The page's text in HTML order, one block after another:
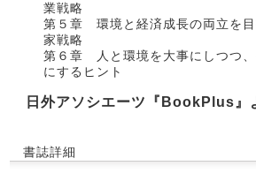
業戦略
第５章 環境と経済成長の両立を目
家戦略
第６章 人と環境を大事にしつつ、
にするヒント
日外アソシエーツ『BookPlus』
書誌詳細